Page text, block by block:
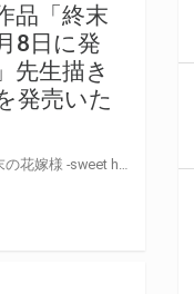
品「終末
8日に発
先生描き
発売いた